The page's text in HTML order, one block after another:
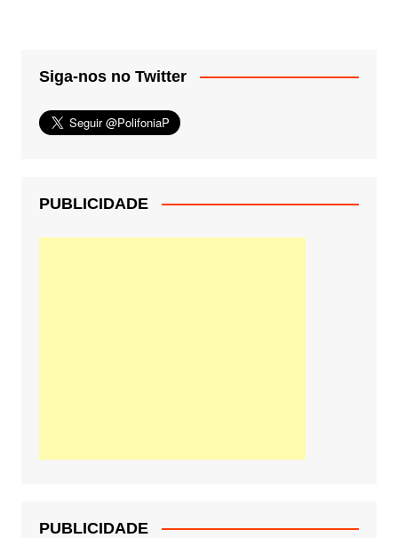
Siga-nos no Twitter
PUBLICIDADE
PUBLICIDADE